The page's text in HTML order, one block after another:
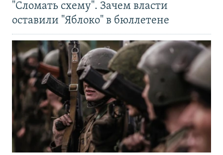
"Сломать схему". Зачем власти
оставили "Яблоко" в бюллетене